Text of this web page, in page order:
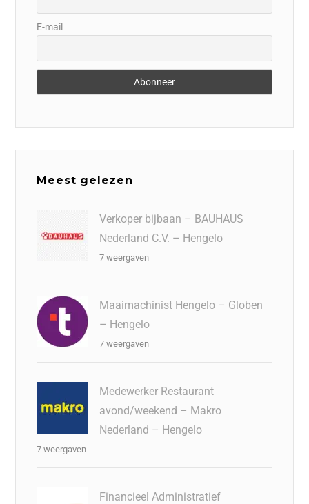
E-mail
Meest gelezen
Verkoper bijbaan – BAUHAUS
Nederland C.V. – Hengelo
7 weergaven
Maaimachinist Hengelo – Globen
– Hengelo
7 weergaven
Medewerker Restaurant
avond/weekend – Makro
Nederland – Hengelo
7 weergaven
Financieel Administratief